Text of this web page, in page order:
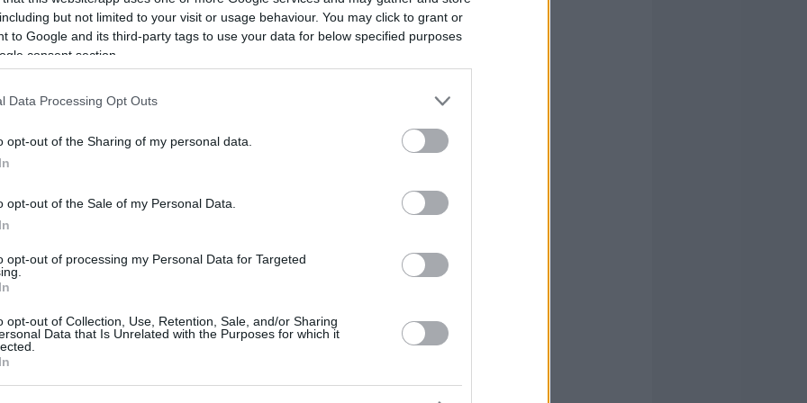
but not limited to your visit or usage behaviour. You may click to grant or
to Google and its third-party tags to use your data for below specified purposes
consent section.
Data Processing Opt Outs
opt-out of the Sharing of my personal data.
opt-out of the Sale of my Personal Data.
opt-out of processing my Personal Data for Targeted
opt-out of Collection, Use, Retention, Sale, and/or Sharing
Data that Is Unrelated with the Purposes for which it
όπως ο Ντόνιστς, ο Γιάννης και ο
Ευρωπαίοι πλέον, είναι δύσκολο να πεις
πριν χαρακτηρίσει ως highlight της
τους
το 2008 στους Ολυμπιακούς αγώνες